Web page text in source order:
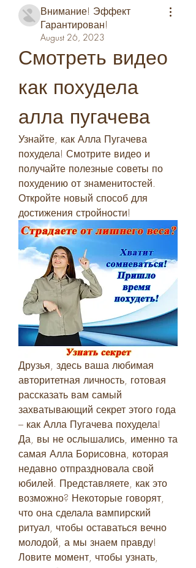
Внимание! Эффект
Гарантирован!
August 26, 2023
Смотреть видео
как похудела
алла пугачева
Узнайте, как Алла Пугачева
похудела! Смотрите видео и
получайте полезные советы по
похудению от знаменитостей.
Откройте новый способ для
достижения стройности!
Друзья, здесь ваша любимая
авторитетная личность, готовая
рассказать вам самый
захватывающий секрет этого года
– как Алла Пугачева похудела!
Да, вы не ослышались, именно та
самая Алла Борисовна, которая
недавно отпраздновала свой
юбилей. Представляете, как это
возможно? Некоторые говорят,
что она сделала вампирский
ритуал, чтобы оставаться вечно
молодой, а мы знаем правду!
Ловите момент, чтобы узнать,